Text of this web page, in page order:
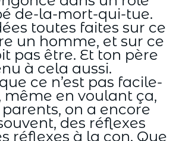
de-la-mort-qui-tue.
toutes faites sur ce
un homme, et sur ce
pas être. Et ton père
à cela aussi.
ce n’est pas facile-
même en voulant ça,
parents, on a encore
des réflexes
réflexes à la con. Que